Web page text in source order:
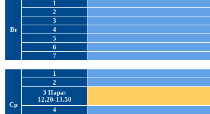
Вт
1
2
3
4
5
6
7
Ср
1
2
3 Пара:
12.20-13.50
4